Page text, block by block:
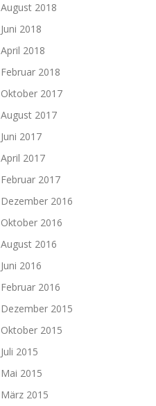
August 2018
Juni 2018
April 2018
Februar 2018
Oktober 2017
August 2017
Juni 2017
April 2017
Februar 2017
Dezember 2016
Oktober 2016
August 2016
Juni 2016
Februar 2016
Dezember 2015
Oktober 2015
Juli 2015
Mai 2015
März 2015